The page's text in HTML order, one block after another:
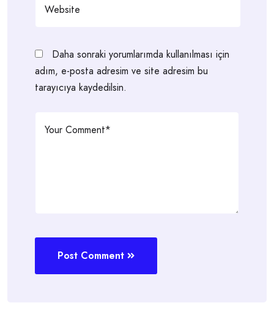
Daha sonraki yorumlarımda kullanılması için
adım, e-posta adresim ve site adresim bu
tarayıcıya kaydedilsin.
Post Comment